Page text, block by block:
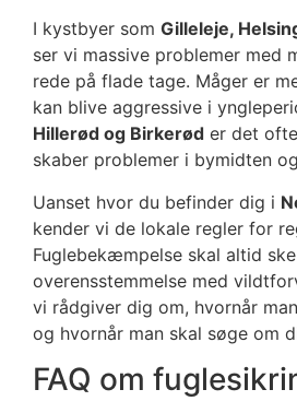
I kystbyer som Gilleleje,
ser vi massive problemer med
rede på flade tage. Måger er
kan blive aggressive i
Hillerød og Birkerød er det
skaber problemer i bymidten
Uanset hvor du befinder dig i
kender vi de lokale regler for
Fuglebekæmpelse skal altid
overensstemmelse med
vi rådgiver dig om, hvornår
og hvornår man skal søge om
FAQ om